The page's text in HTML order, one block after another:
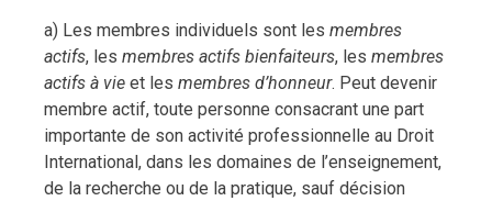
a) Les membres individuels sont les membres
actifs, les membres actifs bienfaiteurs, les membres
actifs à vie et les membres d’honneur. Peut devenir
membre actif, toute personne consacrant une part
importante de son activité professionnelle au Droit
International, dans les domaines de l’enseignement,
de la recherche ou de la pratique, sauf décision